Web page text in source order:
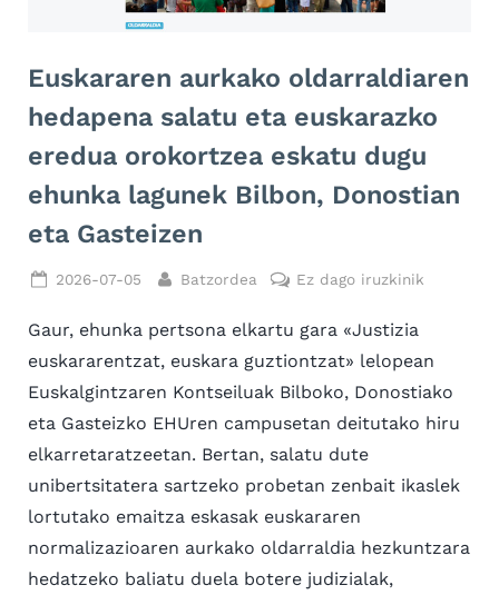
Euskararen aurkako oldarraldiaren
hedapena salatu eta euskarazko
eredua orokortzea eskatu dugu
ehunka lagunek Bilbon, Donostian
eta Gasteizen
Posted
2026-07-05 By
Batzordea Ez dago iruzkinik
hedapena
eta
ehunka
Gaur, ehunka pertsona elkartu gara «Justizia
euskararentzat, euskara guztiontzat» lelopean
Euskalgintzaren Kontseiluak Bilboko, Donostiako
eta Gasteizko EHUren campusetan deitutako hiru
elkarretaratzeetan. Bertan, salatu dute
unibertsitatera sartzeko probetan zenbait ikaslek
lortutako emaitza eskasak euskararen
normalizazioaren aurkako oldarraldia hezkuntzara
hedatzeko baliatu duela botere judizialak,